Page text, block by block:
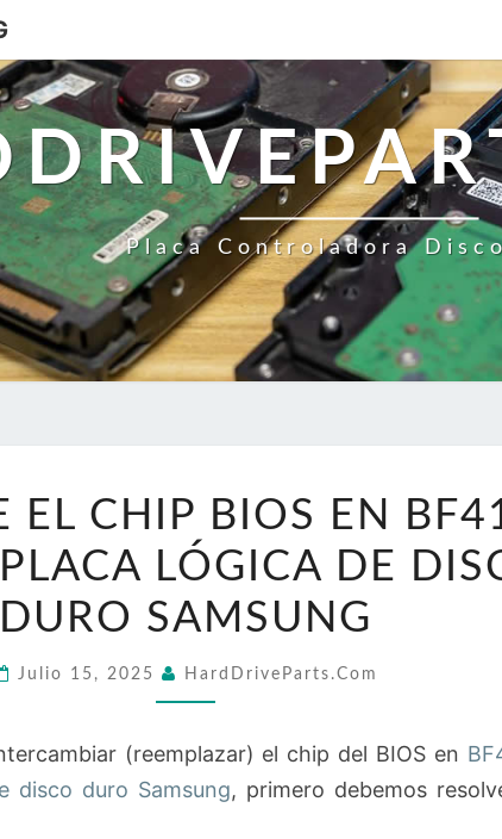
Placa Controladora
EL
CHIP
EN
BF41-
00180A
LÓGICA
DE
EL CHIP BIOS EN
LÓGICA DE
DURO SAMSUNG
Julio 15, 2025 HardDriveParts.com
(reemplazar) el chip del BIOS en
disco duro Samsung, primero debemos